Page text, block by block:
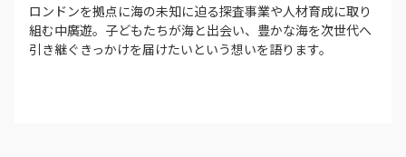
ロンドンを拠点に海の未知に迫る探査事業や人材育成に取り
組む中廣遊。子どもたちが海と出会い、豊かな海を次世代へ
引き継ぐきっかけを届けたいという想いを語ります。